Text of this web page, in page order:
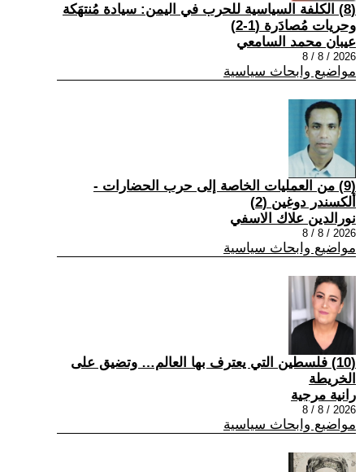
(8) الكلفة السياسية للحرب في اليمن: سيادة مُنتهَكة
وحريات مُصادَرة (1-2)
عيبان محمد السامعي
2026 / 8 / 8
مواضيع وابحاث سياسية
(9) من العمليات الخاصة إلى حرب الحضارات -
ألكسندر دوغين (2)
نورالدين علاك الاسفي
2026 / 8 / 8
مواضيع وابحاث سياسية
(10) فلسطين التي يعترف بها العالم… وتضيق على
الخريطة
رانية مرجية
2026 / 8 / 8
مواضيع وابحاث سياسية